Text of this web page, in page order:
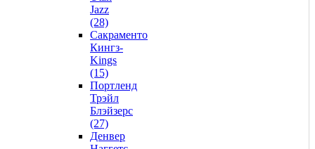
Jazz
(28)
Сакраменто
Кингз-
Kings
(15)
Портленд
Трэйл
Блэйзерс
(27)
Денвер